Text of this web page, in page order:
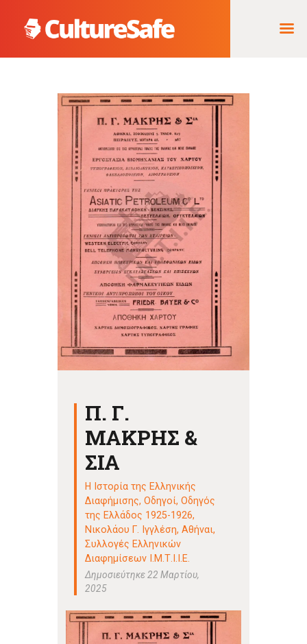
ΑΡΧΙΚΉ
ΦΟΡΈΑΣ ΥΛΟΠΟΊΗΣΗΣ
& ΈΡΓΑ
ΘΗΣΑΥΡΌΣ
ΤΕΚΜΗΡΊΩΝ
Π. Γ.
ΜΑΚΡΗΣ &
ΣΙΑ
Η Ιστορία της Ελληνικής
Διαφήμισης,Οδηγοί,Οδηγός
της Ελλάδος 1925-1926,
Νικολάου Γ. Ιγγλέση, Αθήναι,
Συλλογές Ελληνικών
Διαφημίσεων Ι.Μ.Τ.Ι.Ι.Ε.
Δημοσιεύτηκε 22 Μαρτίου,
2025